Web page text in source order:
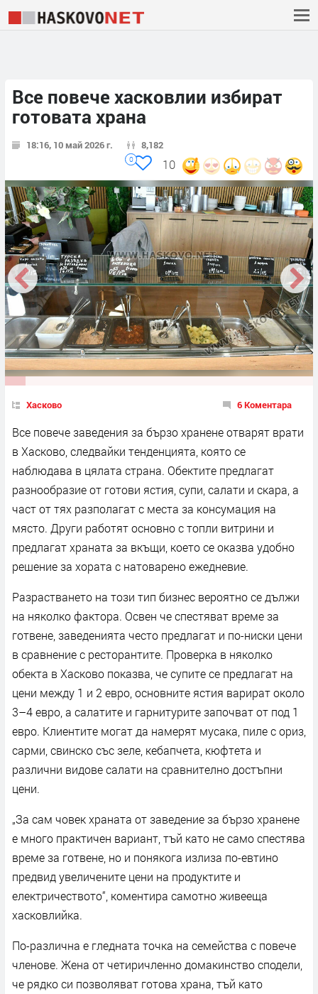
Все повече хасковлии избират
готовата храна
18:16, 10 май 2026 г. 8,182
10
0
Хасково 6 Коментара
Все повече заведения за бързо хранене отварят врати
в Хасково, следвайки тенденцията, която се
наблюдава в цялата страна. Обектите предлагат
разнообразие от готови ястия, супи, салати и скара, а
част от тях разполагат с места за консумация на
място. Други работят основно с топли витрини и
предлагат храната за вкъщи, което се оказва удобно
решение за хората с натоварено ежедневие.
Разрастването на този тип бизнес вероятно се дължи
на няколко фактора. Освен че спестяват време за
готвене, заведенията често предлагат и по-ниски цени
в сравнение с ресторантите. Проверка в няколко
обекта в Хасково показва, че супите се предлагат на
цени между 1 и 2 евро, основните ястия варират около
3–4 евро, а салатите и гарнитурите започват от под 1
евро. Клиентите могат да намерят мусака, пиле с ориз,
сарми, свинско със зеле, кебапчета, кюфтета и
различни видове салати на сравнително достъпни
цени.
„За сам човек храната от заведение за бързо хранене
е много практичен вариант, тъй като не само спестява
време за готвене, но и понякога излиза по-евтино
предвид увеличените цени на продуктите и
електричеството“, коментира самотно живееща
хасковлийка.
По-различна е гледната точка на семейства с повече
членове. Жена от четиричленно домакинство сподели,
че рядко си позволяват готова храна, тъй като